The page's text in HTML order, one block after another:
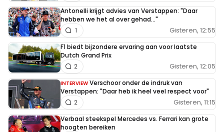
Antonelli krijgt advies van Verstappen: "Daar
hebben we het al over gehad..."
Gisteren, 12:55
1
F1 biedt bijzondere ervaring aan voor laatste
Dutch Grand Prix
Gisteren, 12:05
2
INTERVIEW Verschoor onder de indruk van
Verstappen: "Daar heb ik heel veel respect voor"
Gisteren, 11:15
2
Verbaal steekspel Mercedes vs. Ferrari kan grote
hoogten bereiken